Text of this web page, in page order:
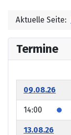
Aktuelle Seite:
Termine
09.08.26
14:00
13.08.26